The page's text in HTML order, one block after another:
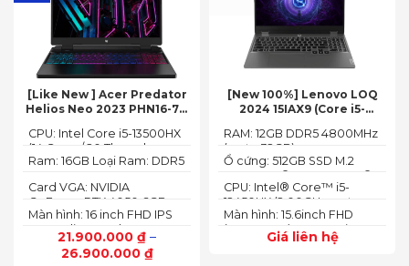
[Like New ] Acer Predator
Helios Neo 2023 PHN16-71-
16GB, 512GB, RTX 4050 6GB,
16″ FHD 165Hz)
21.900.000 ₫ –
26.900.000 ₫
Màn hình: 16 inch FHD IPS
165Hz SlimBezel, sRGB
100%, Acer ComfyView,
500 nits
Card VGA: NVIDIA
GeForce RTX 4050 6GB
(140W)
Ram: 16GB Loại Ram: DDR5
CPU: Intel Core i5-13500HX
(14 Cores/ 20 Threads, up
to 4.70 GHz, 24MB)
[New 100%] Lenovo LOQ
2024 15IAX9 (Core i5-
3050 6GB, 15.6″ FHD 144Hz)
Giá liên hệ
Màn hình: 15.6inch FHD
(1920x1080) IPS 300nits
Anti-glare, 100%sRGB,
CPU: Intel® Core™ i5-
12450HX (2.00GHz up to
4.40GHz, 12MB Cache)
Ổ cứng: 512GB SSD M.2
2242 PCIe® 4.0x4 NVMe®
RAM: 12GB DDR5 4800MHz
(up to 32GB)